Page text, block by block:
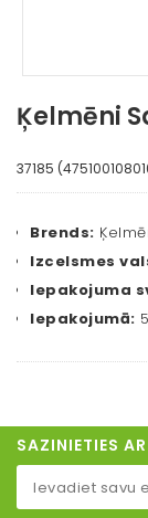
Ķelmēni
37185
Brends:
Izcelsmes
Iepakojuma
Iepakojumā:
SAZINIETIES